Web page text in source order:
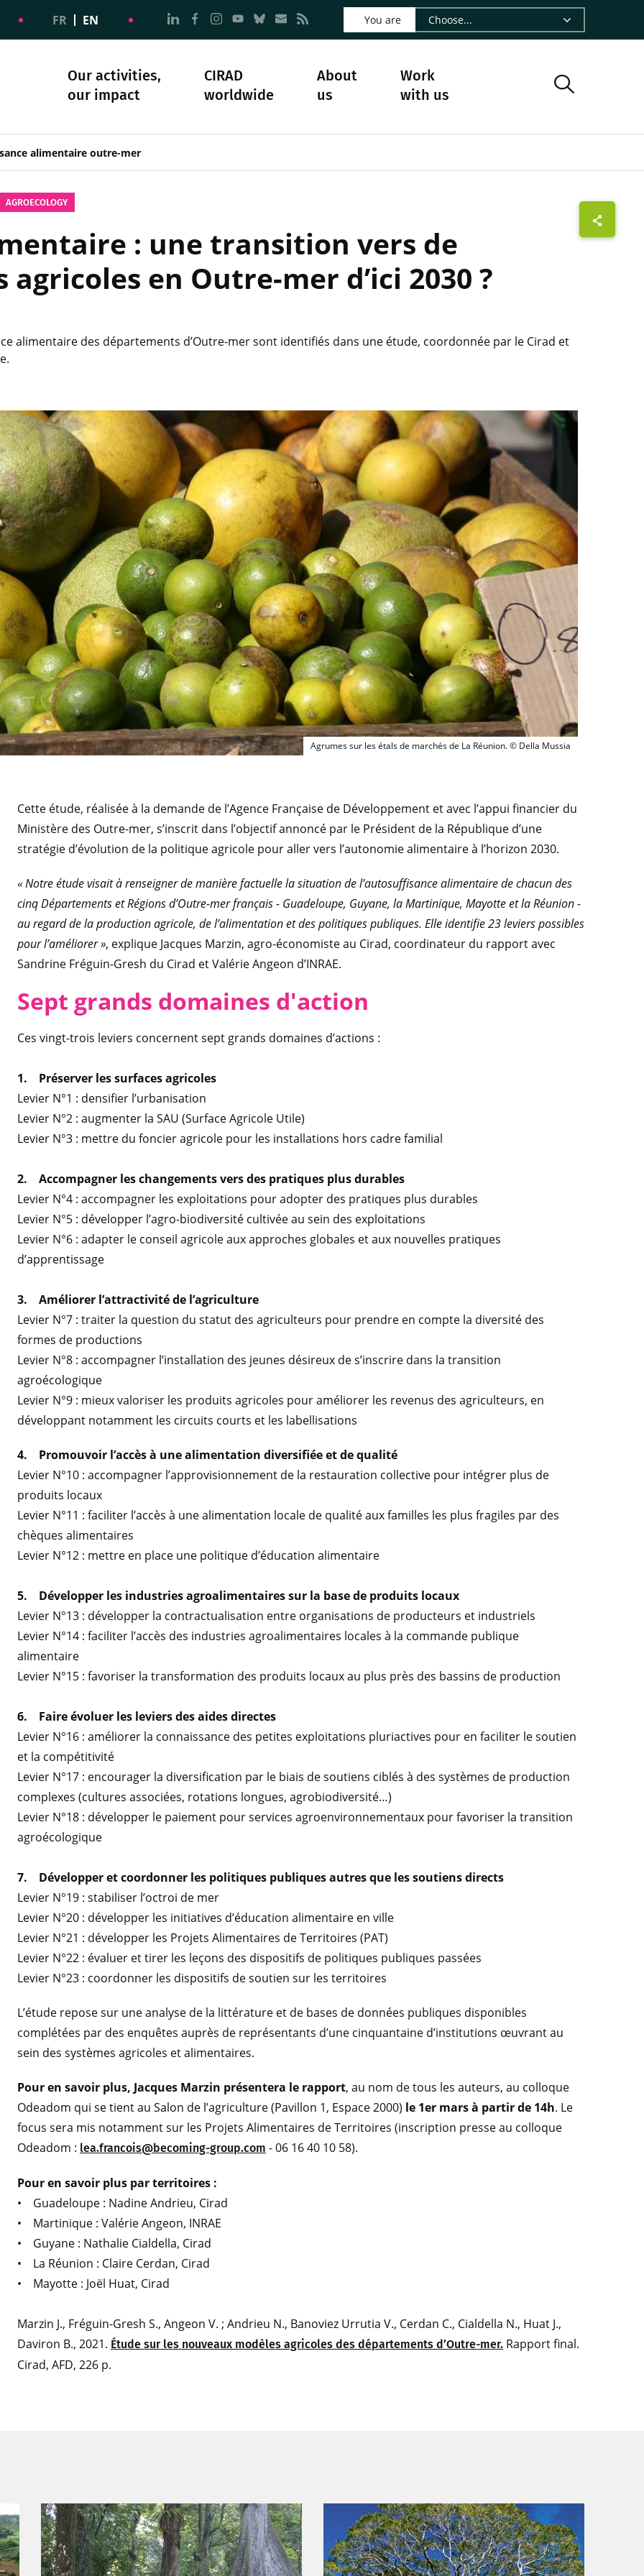
FR EN Go to page Follow us on LinkedIn - CIRAD
Go to page Follow us on Facebook - CIRAD
Go to page Follow us on Instagram - CIRAD
Go to page Follow us on Youtube - CIRAD
Go to page Follow us on Bluesky - CIRAD
Go to page Contact us - CIRAD
Go to page RSS - CIRAD
You are
Our activities,
our impact
CIRAD
worldwide
About
us
Science and society Our history
Work
with us
alimentaire outre-mer
AGROECOLOGY
: une transition vers de
en Outre-mer d’ici 2030 ?
alimentaire des départements d’Outre-mer sont identifiés dans une étude, coordonnée par le Cirad et
Agrumes sur les étals de marchés de La Réunion.
Agrumes sur les étals de marchés de La Réunion. © Della Mussia
Cette étude, réalisée à la demande de l’Agence Française de Développement et avec l’appui financier du
Ministère des Outre-mer, s’inscrit dans l’objectif annoncé par le Président de la République d’une
stratégie d’évolution de la politique agricole pour aller vers l’autonomie alimentaire à l’horizon 2030.
« Notre étude visait à renseigner de manière factuelle la situation de l’autosuffisance alimentaire de chacun des
cinq Départements et Régions d’Outre-mer français - Guadeloupe, Guyane, la Martinique, Mayotte et la Réunion -
au regard de la production agricole, de l’alimentation et des politiques publiques. Elle identifie 23 leviers possibles
pour l’améliorer », explique Jacques Marzin, agro-économiste au Cirad, coordinateur du rapport avec
Sandrine Fréguin-Gresh du Cirad et Valérie Angeon d’INRAE.
Sept grands domaines d'action
Ces vingt-trois leviers concernent sept grands domaines d’actions :
1. Préserver les surfaces agricoles
Levier N°1 : densifier l’urbanisation
Levier N°2 : augmenter la SAU (Surface Agricole Utile)
Levier N°3 : mettre du foncier agricole pour les installations hors cadre familial
2. Accompagner les changements vers des pratiques plus durables
Levier N°4 : accompagner les exploitations pour adopter des pratiques plus durables
Levier N°5 : développer l’agro-biodiversité cultivée au sein des exploitations
Levier N°6 : adapter le conseil agricole aux approches globales et aux nouvelles pratiques
d’apprentissage
3. Améliorer l’attractivité de l’agriculture
Levier N°7 : traiter la question du statut des agriculteurs pour prendre en compte la diversité des
formes de productions
Levier N°8 : accompagner l’installation des jeunes désireux de s’inscrire dans la transition
agroécologique
Levier N°9 : mieux valoriser les produits agricoles pour améliorer les revenus des agriculteurs, en
développant notamment les circuits courts et les labellisations
4. Promouvoir l’accès à une alimentation diversifiée et de qualité
Levier N°10 : accompagner l’approvisionnement de la restauration collective pour intégrer plus de
produits locaux
Levier N°11 : faciliter l’accès à une alimentation locale de qualité aux familles les plus fragiles par des
chèques alimentaires
Levier N°12 : mettre en place une politique d’éducation alimentaire
5. Développer les industries agroalimentaires sur la base de produits locaux
Levier N°13 : développer la contractualisation entre organisations de producteurs et industriels
Levier N°14 : faciliter l’accès des industries agroalimentaires locales à la commande publique
alimentaire
Levier N°15 : favoriser la transformation des produits locaux au plus près des bassins de production
6. Faire évoluer les leviers des aides directes
Levier N°16 : améliorer la connaissance des petites exploitations pluriactives pour en faciliter le soutien
et la compétitivité
Levier N°17 : encourager la diversification par le biais de soutiens ciblés à des systèmes de production
complexes (cultures associées, rotations longues, agrobiodiversité…)
Levier N°18 : développer le paiement pour services agroenvironnementaux pour favoriser la transition
agroécologique
7. Développer et coordonner les politiques publiques autres que les soutiens directs
Levier N°19 : stabiliser l’octroi de mer
Levier N°20 : développer les initiatives d’éducation alimentaire en ville
Levier N°21 : développer les Projets Alimentaires de Territoires (PAT)
Levier N°22 : évaluer et tirer les leçons des dispositifs de politiques publiques passées
Levier N°23 : coordonner les dispositifs de soutien sur les territoires
L’étude repose sur une analyse de la littérature et de bases de données publiques disponibles
complétées par des enquêtes auprès de représentants d’une cinquantaine d’institutions œuvrant au
sein des systèmes agricoles et alimentaires.
Pour en savoir plus, Jacques Marzin présentera le rapport, au nom de tous les auteurs, au colloque
Odeadom qui se tient au Salon de l’agriculture (Pavillon 1, Espace 2000) le 1er mars à partir de 14h. Le
focus sera mis notamment sur les Projets Alimentaires de Territoires (inscription presse au colloque
Odeadom : lea.francois@becoming-group.com - 06 16 40 10 58).
Pour en savoir plus par territoires :
• Guadeloupe : Nadine Andrieu, Cirad
• Martinique : Valérie Angeon, INRAE
• Guyane : Nathalie Cialdella, Cirad
• La Réunion : Claire Cerdan, Cirad
• Mayotte : Joël Huat, Cirad
Marzin J., Fréguin-Gresh S., Angeon V. ; Andrieu N., Banoviez Urrutia V., Cerdan C., Cialdella N., Huat J.,
Daviron B., 2021. Étude sur les nouveaux modèles agricoles des départements d’Outre-mer. Rapport final.
Cirad, AFD, 226 p.